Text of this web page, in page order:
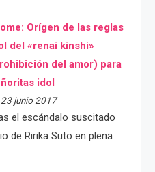
Orígen de las reglas
del «renai kinshi»
del amor) para
idol
23 junio 2017
el escándalo suscitado
de Ririka Suto en plena